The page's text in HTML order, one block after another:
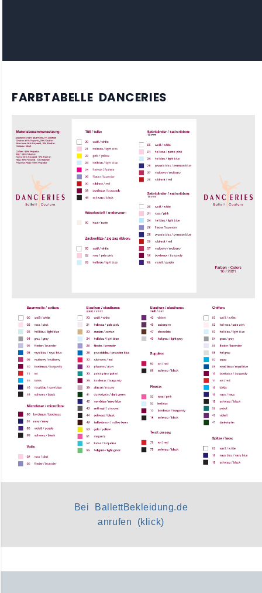
FARBTABELLE DANCERIES
Bei BallettBekleidung.de
anrufen (klick)